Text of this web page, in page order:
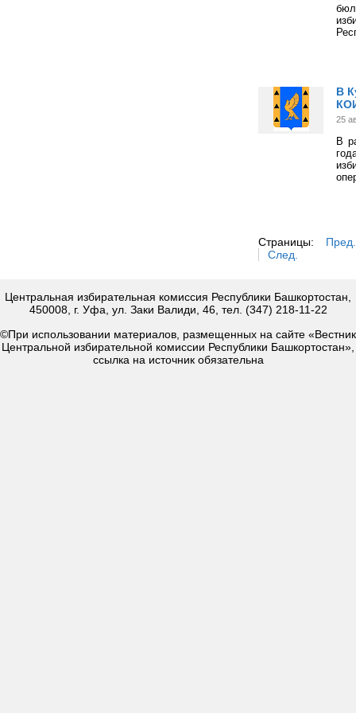
В
25
В
Страницы:
Пред.
След.
Центральная избирательная комиссия Республики Башкортостан,
450008, г. Уфа, ул. Заки Валиди, 46, тел. (347) 218-11-22
©При использовании материалов, размещенных на сайте «Вестник
Центральной избирательной комиссии Республики Башкортостан»,
ссылка на источник обязательна